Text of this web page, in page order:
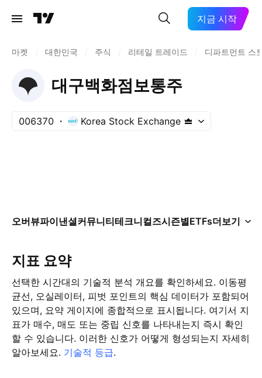
지금 시작
마켓 대한민국 주식 리테일 트레이드 디파트먼트 스
대구백화점보통주
006370 Korea Stock Exchange
오버뷰파이낸셜커뮤니티테크니컬즈시즌별ETFs더보기
지표 요약
선택한 시간대의 기술적 분석 개요를 확인하세요. 이동평
균선, 오실레이터, 피벗 포인트의 핵심 데이터가 포함되어
있으며, 요약 게이지에 종합적으로 표시됩니다. 여기서 지
표가 매수, 매도 또는 중립 신호를 나타내는지 즉시 확인
할 수 있습니다. 이러한 신호가 어떻게 형성되는지 자세히
알아보세요. 기술적 등급.